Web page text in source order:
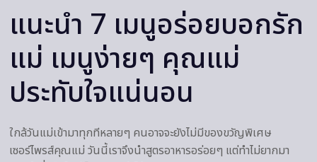
แนะนำ 7 เมนูอร่อยบอกรัก
แม่ เมนูง่ายๆ คุณแม่
ประทับใจแน่นอน
ใกล้วันแม่เข้ามาทุกทีหลายๆ คนอาจจะยังไม่มีของขวัญพิเศษ
เซอร์ไพรส์คุณแม่ วันนี้เราจึงนำสูตรอาหารอร่อยๆ แต่ทำไม่ยากมา